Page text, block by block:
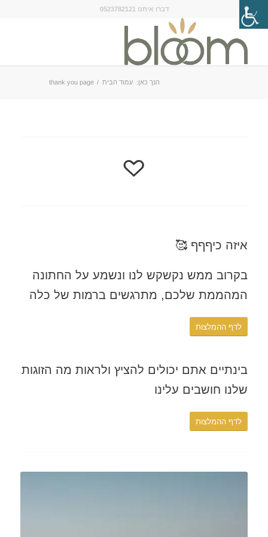
דברו איתנו 0523782121
הנך כאן: עמוד הבית /
thank you page
איזה כיףףף 🥰
בקרוב ממש נקשקש לנו ונשמע על החתונה
המהממת שלכם, מתרגשים ברמות של כלה
לדף ההמלצות
בינתיים אתם יכולים להציץ ולראות מה הזוגות
שלנו חושבים עלינו
לדף ההמלצות